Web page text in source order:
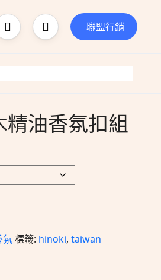
聯盟行銷
油香氛扣組
氛標籤: hinoki, taiwan